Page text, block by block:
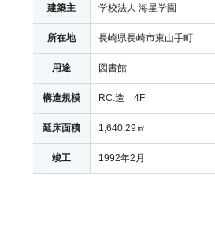
建築主 学校法人 海星学園
所在地 長崎県長崎市東山手町
用途 図書館
構造規模 RC:造 4F
延床面積 1,640.29㎡
竣工 1992年2月